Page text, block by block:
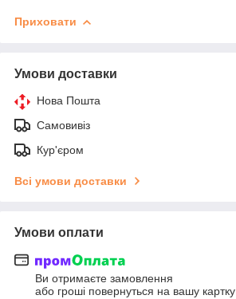
Приховати
Умови доставки
Нова Пошта
Самовивіз
Кур'єром
Всі умови доставки
Умови оплати
Ви отримаєте замовлення
або гроші повернуться на вашу картку